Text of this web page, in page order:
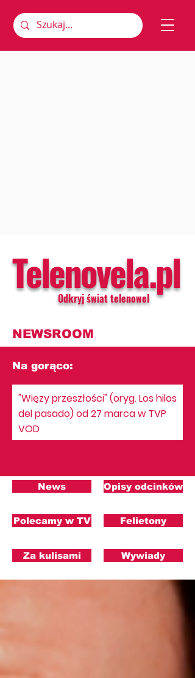
Telenovela.pl
Odkryj świat telenowel
NEWSROOM
Na gorąco:
"Więzy przeszłości" (oryg. Los hilos
del pasado) od 27 marca w TVP
VOD
News
Polecamy w TV
Za kulisami
Opisy odcinków
Felietony
Wywiady